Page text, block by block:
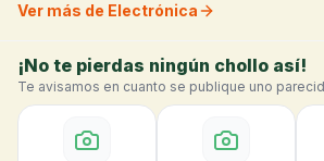
Ver más de Electrónica
¡No te pierdas ningún chollo así!
Te avisamos en cuanto se publique uno